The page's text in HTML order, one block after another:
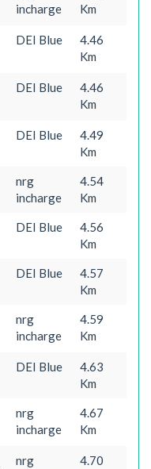
incharge
Km
DEI Blue
4.46
Km
DEI Blue
4.46
Km
DEI Blue
4.49
Km
nrg
incharge
4.54
Km
DEI Blue
4.56
Km
DEI Blue
4.57
Km
nrg
incharge
4.59
Km
DEI Blue
4.63
Km
nrg
incharge
4.67
Km
nrg
4.70